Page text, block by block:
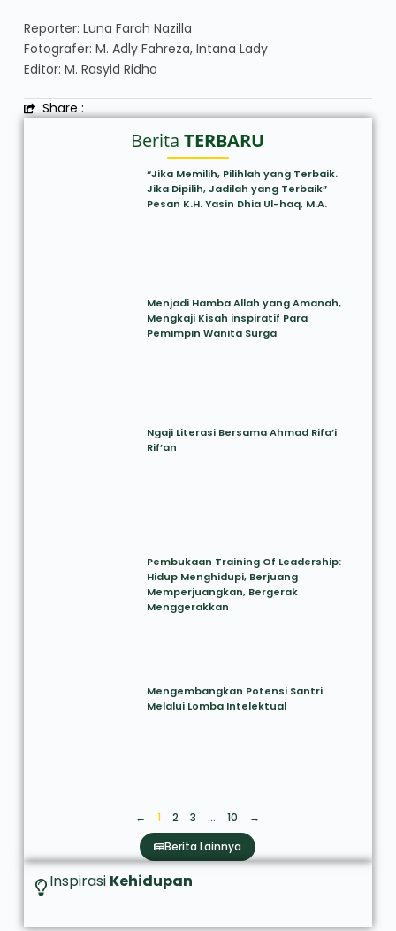
Reporter: Luna Farah Nazilla
Fotografer: M. Adly Fahreza, Intana Lady
Editor: M. Rasyid Ridho
Share :
BeritaTERBARU
“Jika Memilih, Pilihlah yang Terbaik.
Jika Dipilih, Jadilah yang Terbaik”
Pesan K.H. Yasin Dhia Ul-haq, M.A.
Menjadi Hamba Allah yang Amanah,
Mengkaji Kisah inspiratif Para
Pemimpin Wanita Surga
Ngaji Literasi Bersama Ahmad Rifa’i
Rif’an
Pembukaan Training Of Leadership:
Hidup Menghidupi, Berjuang
Memperjuangkan, Bergerak
Menggerakkan
Mengembangkan Potensi Santri
Melalui Lomba Intelektual
← 1 2 3 … 10
→
Berita Lainnya
Inspirasi Kehidupan